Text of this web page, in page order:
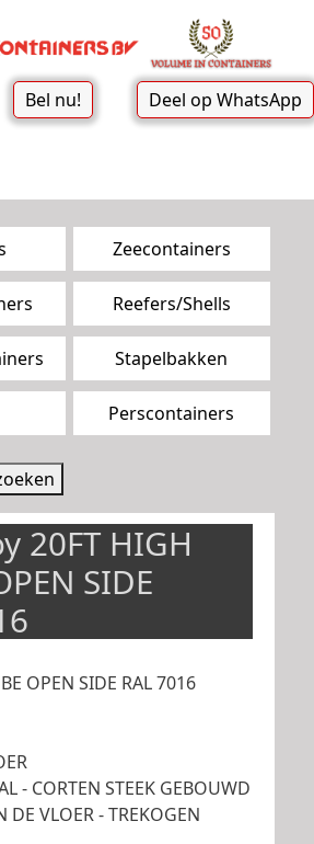
Bel nu! Deel op WhatsApp
menuZeecontainers
Reefers/Shells
Stapelbakken
Perscontainers
20FT HIGH
SIDE
OPEN SIDE RAL 7016
- CORTEN STEEK GEBOUWD
DE VLOER - TREKOGEN